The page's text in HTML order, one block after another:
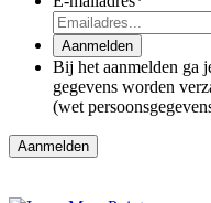
Aanmelden
Bij het aanmelden ga
gegevens worden
(wet